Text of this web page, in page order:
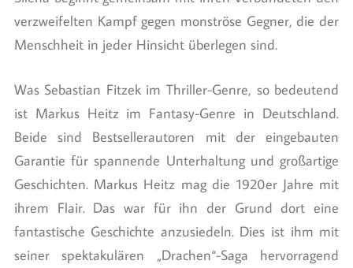
verzweifelten Kampf gegen monströse Gegner, die der
Menschheit in jeder Hinsicht überlegen sind.
Was Sebastian Fitzek im Thriller-Genre, so bedeutend
ist Markus Heitz im Fantasy-Genre in Deutschland.
Beide sind Bestsellerautoren mit der eingebauten
Garantie für spannende Unterhaltung und großartige
Geschichten. Markus Heitz mag die 1920er Jahre mit
ihrem Flair. Das war für ihn der Grund dort eine
fantastische Geschichte anzusiedeln. Dies ist ihm mit
seiner spektakulären „Drachen“-Saga hervorragend